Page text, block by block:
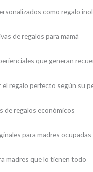
como regalo
de regalos para mamá
que generan
el regalo perfecto según su
de regalos económicos
para madres ocupadas
madres que lo tienen todo